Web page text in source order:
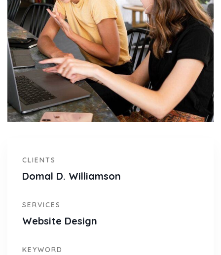
CLIENTS
Domal D. Williamson
SERVICES
Website Design
KEYWORD